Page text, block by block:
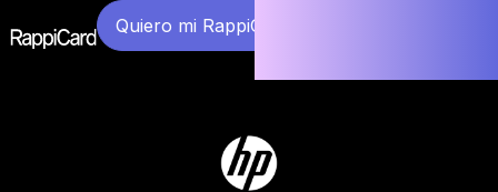
Quiero mi RappiCard